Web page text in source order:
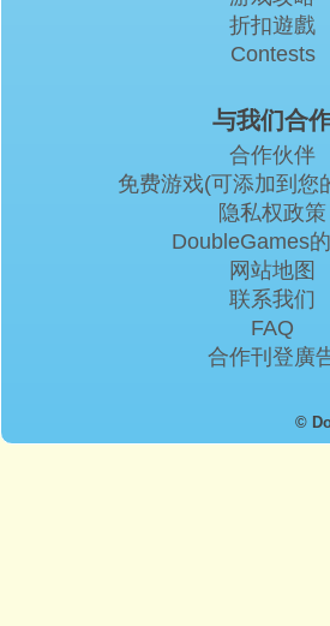
折扣遊戲
Contests
与我们合
合作伙伴
免费游戏(可添加到您
隐私权政策
DoubleGames
网站地图
联系我们
FAQ
合作刊登廣
©